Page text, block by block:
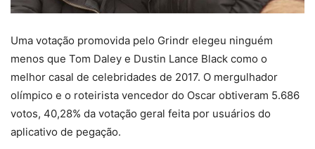
Uma votação promovida pelo Grindr elegeu ninguém
menos que Tom Daley e Dustin Lance Black como o
melhor casal de celebridades de 2017. O mergulhador
olímpico e o roteirista vencedor do Oscar obtiveram 5.686
votos, 40,28% da votação geral feita por usuários do
aplicativo de pegação.